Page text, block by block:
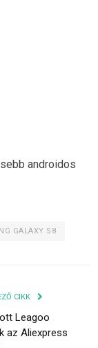
androidos
GALAXY S8
CIKK
Leagoo
az Aliexpress